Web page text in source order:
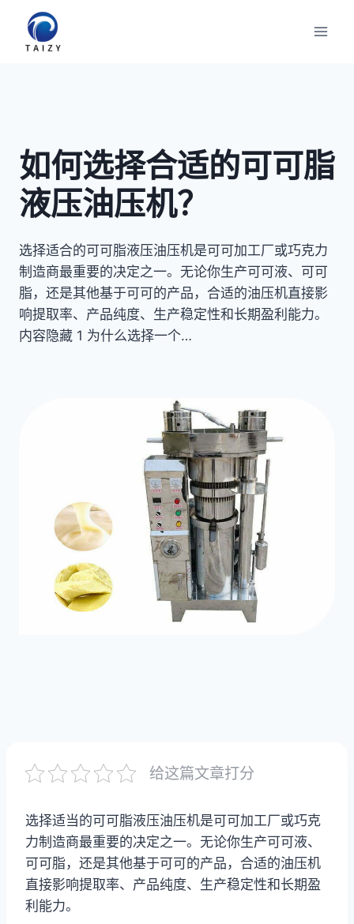
如何选择合适的可可脂
液压油压机？
选择适合的可可脂液压油压机是可可加工厂或巧克力
制造商最重要的决定之一。无论你生产可可液、可可
脂，还是其他基于可可的产品，合适的油压机直接影
响提取率、产品纯度、生产稳定性和长期盈利能力。
内容隐藏 1 为什么选择一个…
给这篇文章打分
选择适当的可可脂液压油压机是可可加工厂或巧克
力制造商最重要的决定之一。无论你生产可可液、
可可脂，还是其他基于可可的产品，合适的油压机
直接影响提取率、产品纯度、生产稳定性和长期盈
利能力。